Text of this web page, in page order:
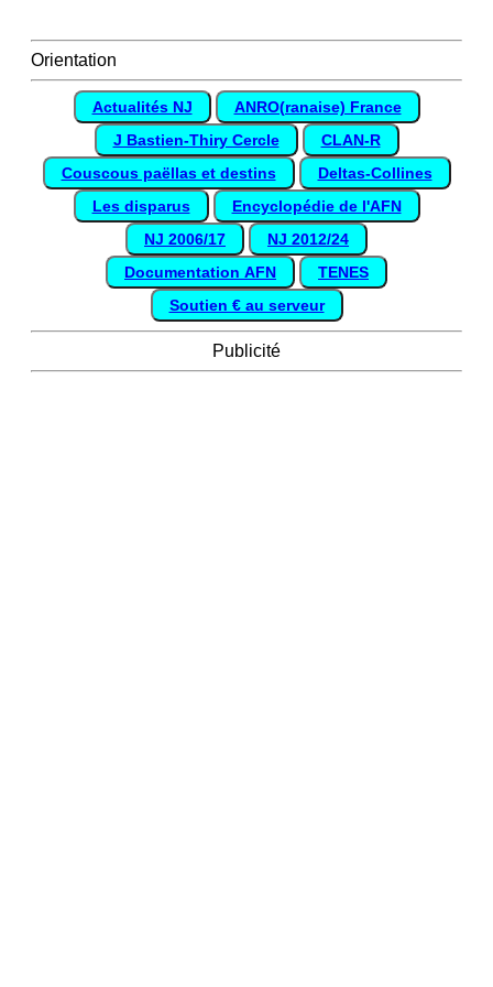
Orientation
Actualités NJ
ANRO(ranaise) France
J Bastien-Thiry Cercle
CLAN-R
Couscous paëllas et destins
Deltas-Collines
Les disparus
Encyclopédie de l'AFN
NJ 2006/17
NJ 2012/24
Documentation AFN
TENES
Soutien € au serveur
Publicité